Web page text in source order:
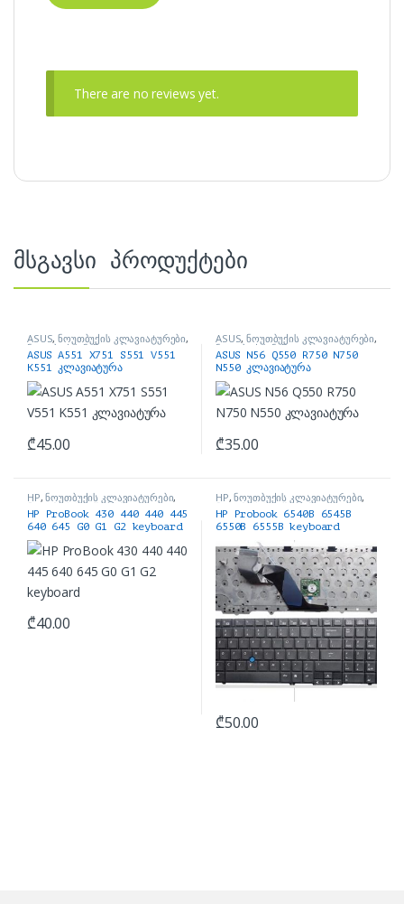
There are no reviews yet.
მსგავსი პროდუქტები
ASUS,ნოუთბუქის კლავიატურები,
ნოუთბუქის ნაწილები და
აქსესუარები
ASUS A551 X751 S551 V551
K551 კლავიატურა
₾45.00
ASUS,ნოუთბუქის კლავიატურები,
ნოუთბუქის ნაწილები და
აქსესუარები
ASUS N56 Q550 R750 N750
N550 კლავიატურა
₾35.00
HP,ნოუთბუქის კლავიატურები,
ნოუთბუქის ნაწილები და
აქსესუარები
HP ProBook 430 440 440 445
640 645 G0 G1 G2 keyboard
₾40.00
HP,ნოუთბუქის კლავიატურები,
ნოუთბუქის ნაწილები და
აქსესუარები
HP Probook 6540B 6545B
6550B 6555B keyboard
₾50.00